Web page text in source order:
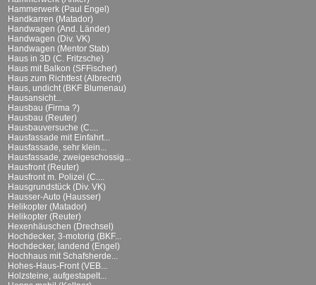
Hammerwerk (Paul Engel)
Handkarren (Matador)
Handwagen (And. Länder)
Handwagen (Div. VK)
Handwagen (Mentor Stab)
Haus in 3D (C. Fritzsche)
Haus mit Balkon (SFFischer)
Haus zum Richtfest (Albrecht)
Haus, undicht (BKF Blumenau)
Hausansicht...
Hausbau (Firma ?)
Hausbau (Reuter)
Hausbauversuche (C....
Hausfassade mit Einfahrt...
Hausfassade, sehr klein...
Hausfassade, zweigeschossig...
Hausfront (Reuter)
Hausfront m. Polizei (C....
Hausgrundstück (Div. VK)
Hausser-Auto (Hausser)
Helikopter (Matador)
Helikopter (Reuter)
Hexenhäuschen (Drechsel)
Hochdecker, 3-motorig (BKF...
Hochdecker, landend (Engel)
Hochhaus mit Schafsherde...
Hohes-Haus-Front (VEB...
Holzsteine, aufgestapelt...